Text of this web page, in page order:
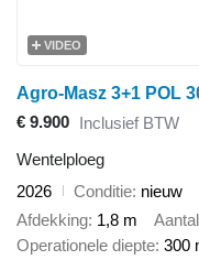
VIDEO
Agro-Masz 3+1 POL
€ 9.900 Inclusief BTW
Wentelploeg
2026
Conditie nieuw
Afdekking 1,8 m
Operationele diepte 300